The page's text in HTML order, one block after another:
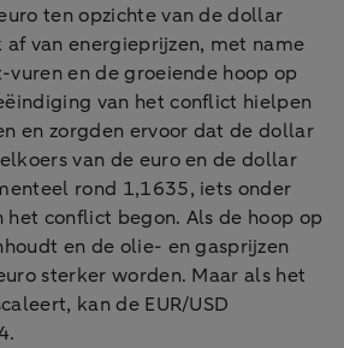
ten opzichte van de dollar
van energieprijzen, met name
en de groeiende hoop op
van het conflict hielpen
en zorgden ervoor dat de dollar
van de euro en de dollar
rond 1,1635, iets onder
het conflict begon. Als de hoop op
en de olie- en gasprijzen
sterker worden. Maar als het
kan de EUR/USD